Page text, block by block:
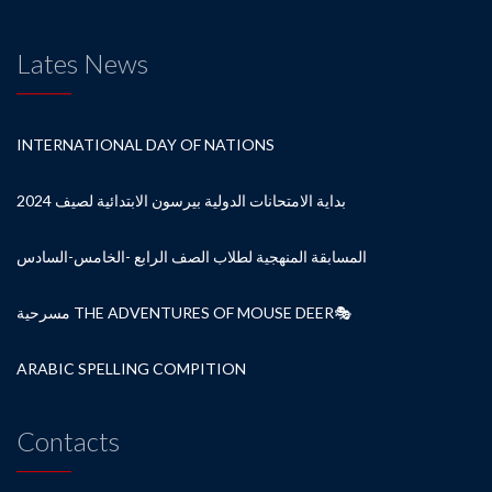
Lates News
INTERNATIONAL DAY OF NATIONS
بداية الامتحانات الدولية بيرسون الابتدائية لصيف 2024
المسابقة المنهجية لطلاب الصف الرابع -الخامس-السادس
مسرحية THE ADVENTURES OF MOUSE DEER🎭
ARABIC SPELLING COMPITION
Contacts